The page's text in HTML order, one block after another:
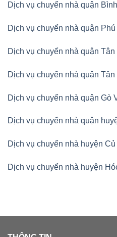
Dịch vụ chuyển nhà quận
Dịch vụ chuyển nhà quận
Dịch vụ chuyển nhà quận Tân
Dịch vụ chuyển nhà quận Tân
Dịch vụ chuyển nhà quận Gò
Dịch vụ chuyển nhà quận
Dịch vụ chuyển nhà huyện Củ
Dịch vụ chuyển nhà huyện